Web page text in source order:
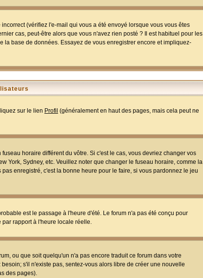
(vérifiez l'e-mail qui vous a été envoyé lorsque vous vous êtes
cas, peut-être alors que vous n'avez rien posté ? Il est habituel pour les
base de données. Essayez de vous enregistrer encore et impliquez-
sur le lien Profil (généralement en haut des pages, mais cela peut ne
horaire différent du vôtre. Si c'est le cas, vous devriez changer vos
York, Sydney, etc. Veuillez noter que changer le fuseau horaire, comme la
enregistré, c'est la bonne heure pour le faire, si vous pardonnez le jeu
est le passage à l'heure d'été. Le forum n'a pas été conçu pour
rapport à l'heure locale réelle.
ou que soit quelqu'un n'a pas encore traduit ce forum dans votre
s'il n'existe pas, sentez-vous alors libre de créer une nouvelle
des pages).